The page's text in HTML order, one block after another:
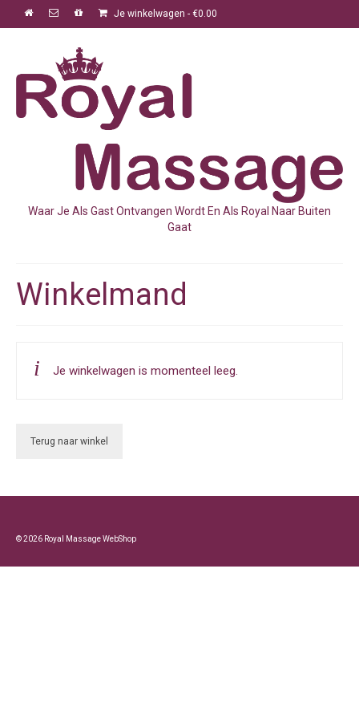
Je winkelwagen - €0.00
Waar Je Als Gast Ontvangen Wordt En Als Royal Naar Buiten
Gaat
Winkelmand
Je winkelwagen is momenteel leeg.
Terug naar winkel
© 2026 Royal Massage WebShop